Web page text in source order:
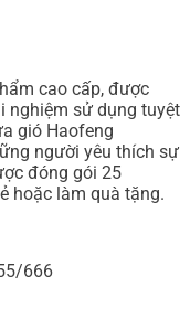
cao cấp, được
nghiệm sử dụng tuyệt
gió Haofeng
người yêu thích sự
đóng gói 25
hoặc làm quà tặng.
666